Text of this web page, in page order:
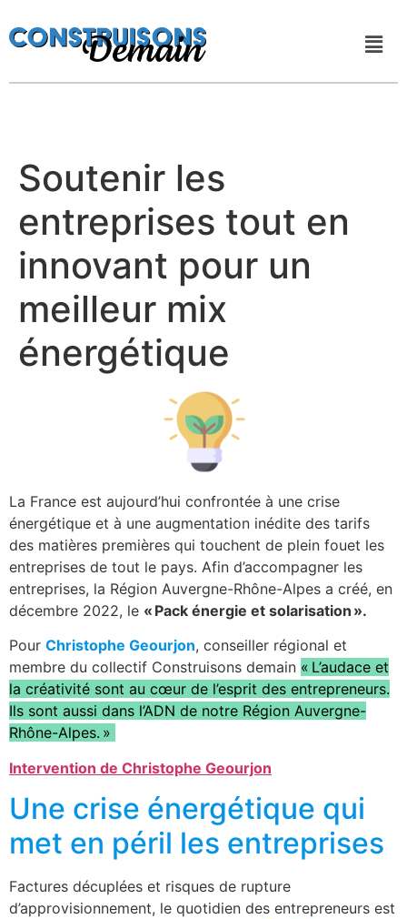
Soutenir les
entreprises tout en
innovant pour un
meilleur mix
énergétique
La France est aujourd’hui confrontée à une crise
énergétique et à une augmentation inédite des tarifs
des matières premières qui touchent de plein fouet les
entreprises de tout le pays. Afin d’accompagner les
entreprises, la Région Auvergne-Rhône-Alpes a créé, en
décembre 2022, le « Pack énergie et solarisation ».
Pour Christophe Geourjon, conseiller régional et
membre du collectif Construisons demain « L’audace et
la créativité sont au cœur de l’esprit des entrepreneurs.
Ils sont aussi dans l’ADN de notre Région Auvergne-
Rhône-Alpes. »
Intervention de Christophe Geourjon
Une crise énergétique qui
met en péril les entreprises
Factures décuplées et risques de rupture
d’approvisionnement, le quotidien des entrepreneurs est